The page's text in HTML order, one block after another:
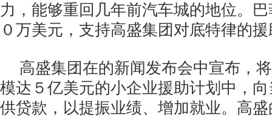
力，能够重回几年前汽车城的地位。
０万美元，支持高盛集团对底特律的
高盛集团在的新闻发布会中宣布，
模达５亿美元的小企业援助计划中，
供贷款，以提振业绩、增加就业。高